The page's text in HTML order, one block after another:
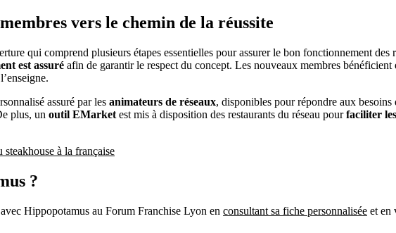
vers le chemin de la réussite
qui comprend plusieurs étapes essentielles pour assurer le bon fonctionnement
est assuré afin de garantir le respect du concept. Les nouveaux membres
assuré par les animateurs de réseaux, disponibles pour répondre aux besoins
plus, un outil EMarket est mis à disposition des restaurants du réseau pourfaciliter
à la française
?
Hippopotamus au Forum Franchise Lyon en consultant sa fiche personnalisée et en